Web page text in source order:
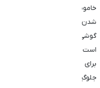
خاموش
شدن
گوشی
است.
برای
جلوگیری